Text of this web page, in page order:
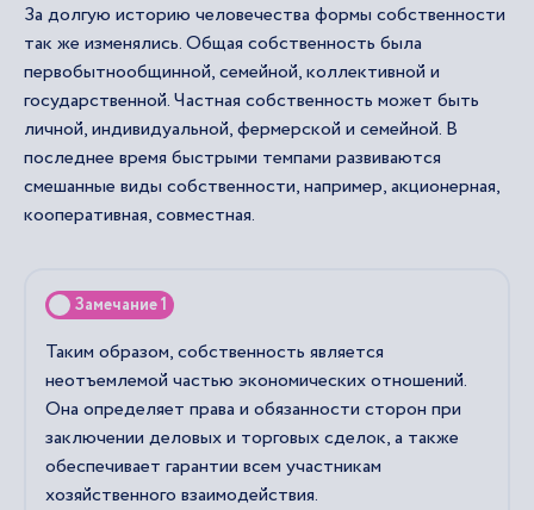
За долгую историю человечества формы собственности
так же изменялись. Общая собственность была
первобытнообщинной, семейной, коллективной и
государственной. Частная собственность может быть
личной, индивидуальной, фермерской и семейной. В
последнее время быстрыми темпами развиваются
смешанные виды собственности, например, акционерная,
кооперативная, совместная.
Замечание 1
Таким образом, собственность является
неотъемлемой частью экономических отношений.
Она определяет права и обязанности сторон при
заключении деловых и торговых сделок, а также
обеспечивает гарантии всем участникам
хозяйственного взаимодействия.